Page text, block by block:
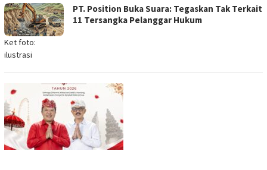
Ket foto:
ilustrasi
PT. Position Buka Suara: Tegaskan Tak Terkait
11 Tersangka Pelanggar Hukum